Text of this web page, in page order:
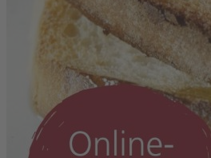
Zum Anfang der Bildergalerie springen
130026
Digital-Workshop